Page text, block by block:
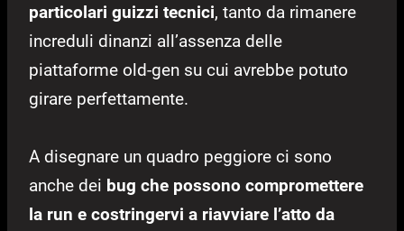
particolari guizzi tecnici, tanto da rimanere
increduli dinanzi all’assenza delle
piattaforme old-gen su cui avrebbe potuto
girare perfettamente.
A disegnare un quadro peggiore ci sono
anche dei bug che possono compromettere
la run e costringervi a riavviare l’atto da